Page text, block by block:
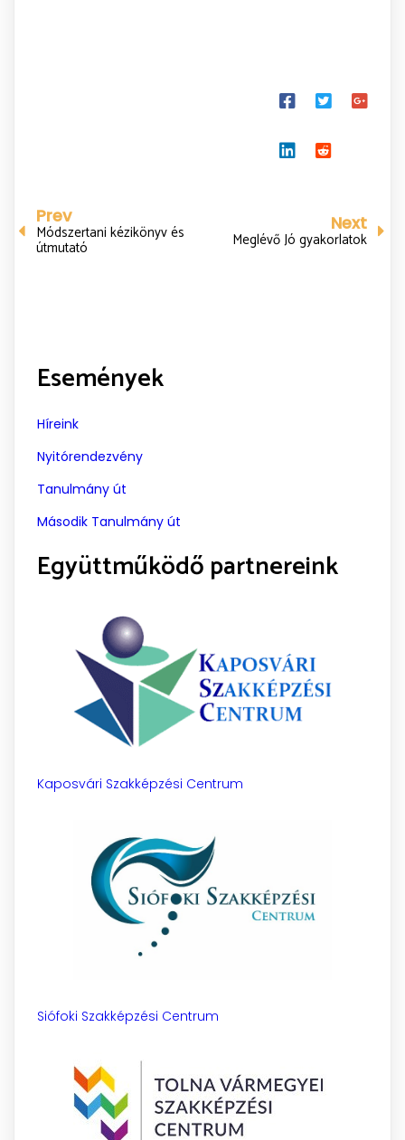
Prev
Módszertani kézikönyv és
útmutató
Next
Meglévő Jó gyakorlatok
Események
Híreink
Nyitórendezvény
Tanulmány út
Második Tanulmány út
Együttműködő partnereink
Kaposvári Szakképzési Centrum
Siófoki Szakképzési Centrum